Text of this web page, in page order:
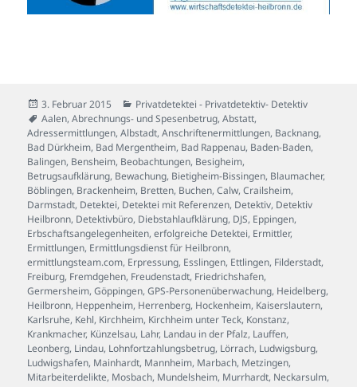
Veröffentlicht
am
3. Februar 2015 Kategorien
Privatdetektei - Privatdetektiv- Detektiv
Schlagwörter
Aalen,Abrechnungs- und Spesenbetrug,Abstatt,
Adressermittlungen,Albstadt,Anschriftenermittlungen, Backnang,
Bad Dürkheim, Bad Mergentheim, Bad Rappenau, Baden-Baden,
Balingen, Bensheim, Beobachtungen, Besigheim,
Betrugsaufklärung, Bewachung, Bietigheim-Bissingen, Blaumacher,
Böblingen, Brackenheim, Bretten, Buchen,Calw,Crailsheim,
Darmstadt, Detektei, Detektei mit Referenzen, Detektiv, Detektiv
Heilbronn, Detektivbüro, Diebstahlaufklärung, DJS, Eppingen,
Erbschaftsangelegenheiten,erfolgreiche Detektei, Ermittler,
Ermittlungen, Ermittlungsdienst für Heilbronn,
ermittlungsteam.com, Erpressung, Esslingen, Ettlingen, Filderstadt,
Freiburg, Fremdgehen, Freudenstadt, Friedrichshafen,
Germersheim,Göppingen,GPS-Personenüberwachung, Heidelberg,
Heilbronn, Heppenheim, Herrenberg, Hockenheim, Kaiserslautern,
Karlsruhe, Kehl, Kirchheim, Kirchheim unter Teck, Konstanz,
Krankmacher, Künzelsau, Lahr, Landau in der Pfalz, Lauffen,
Leonberg, Lindau, Lohnfortzahlungsbetrug, Lörrach, Ludwigsburg,
Ludwigshafen, Mainhardt, Mannheim, Marbach, Metzingen,
Mitarbeiterdelikte, Mosbach, Mundelsheim, Murrhardt, Neckarsulm,